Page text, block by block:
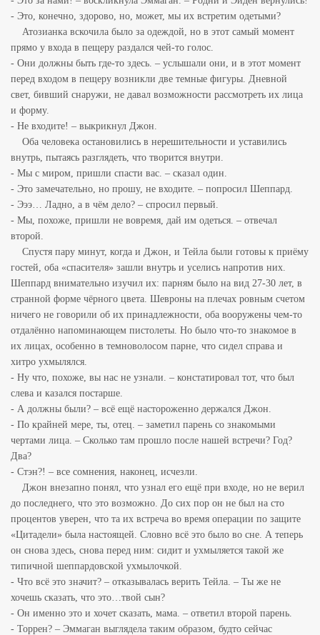
- Это, конечно, здорово, но, может, мы их встретим одетыми?
Атозианка вскочила было за одеждой, но в этот самый момент
прямо у входа в пещеру раздался чей-то голос.
- Они должны быть где-то здесь. – услышали они, и в этот момент
перед входом в пещеру возникли две темные фигуры. Дневной
свет, бивший снаружи, не давал возможности рассмотреть их лица
и форму.
- Не входите! – выкрикнул Джон.
Оба человека остановились в нерешительности и уставились
внутрь, пытаясь разглядеть, что творится внутри.
- Мы с миром, пришли спасти вас. – сказал один.
- Это замечательно, но прошу, не входите. – попросил Шеппард.
- Эээ… Ладно, а в чём дело? – спросил первый.
- Мы, похоже, пришли не вовремя, дай им одеться. – отвечал
второй.
Спустя пару минут, когда и Джон, и Тейла были готовы к приёму
гостей, оба «спасителя» зашли внутрь и уселись напротив них.
Шеппард внимательно изучил их: парням было на вид 27-30 лет, в
странной форме чёрного цвета. Шевроны на плечах ровным счетом
ничего не говорили об их принадлежности, оба вооружены чем-то
отдалённо напоминающем пистолеты. Но было что-то знакомое в
их лицах, особенно в темноволосом парне, что сидел справа и
хитро ухмылялся.
- Ну что, похоже, вы нас не узнали. – констатировал тот, что был
слева и казался постарше.
- А должны были? – всё ещё настороженно держался Джон.
- По крайней мере, ты, отец. – заметил парень со знакомыми
чертами лица. – Сколько там прошло после нашей встречи? Год?
Два?
- Стэн?! – все сомнения, наконец, исчезли.
Джон внезапно понял, что узнал его ещё при входе, но не верил
до последнего, что это возможно. До сих пор он не был на сто
процентов уверен, что та их встреча во время операции по защите
«Цитадели» была настоящей. Словно всё это было во сне. А теперь
он снова здесь, снова перед ним: сидит и ухмыляется такой же
типичной шеппардовской ухмылочкой.
- Что всё это значит? – отказывалась верить Тейла. – Ты же не
хочешь сказать, что это…твой сын?
- Он именно это и хочет сказать, мама. – ответил второй парень.
- Торрен? – Эммаган выглядела таким образом, будто сейчас